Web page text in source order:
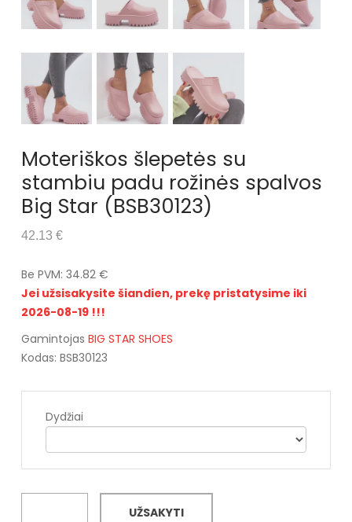
Moteriškos šlepetės su
stambiu padu rožinės spalvos
Big Star (BSB30123)
42.13 €
Be PVM: 34.82 €
Jei užsisakysite šiandien, prekę pristatysime iki
2026-08-19 !!!
Gamintojas BIG STAR SHOES
Kodas: BSB30123
Dydžiai
UŽSAKYTI